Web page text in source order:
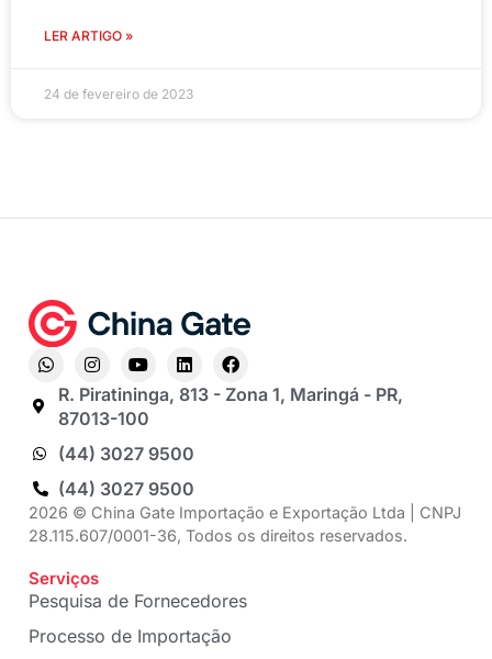
LER ARTIGO »
24 de fevereiro de 2023
R. Piratininga, 813 - Zona 1, Maringá - PR,
87013-100
(44) 3027 9500
(44) 3027 9500
2026 © China Gate Importação e Exportação Ltda | CNPJ
28.115.607/0001-36, Todos os direitos reservados.
Serviços
Pesquisa de Fornecedores
Processo de Importação